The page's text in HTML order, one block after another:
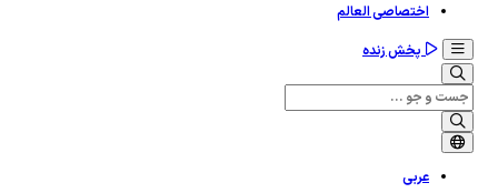
اختصاصی العالم
پخش زنده
عربی